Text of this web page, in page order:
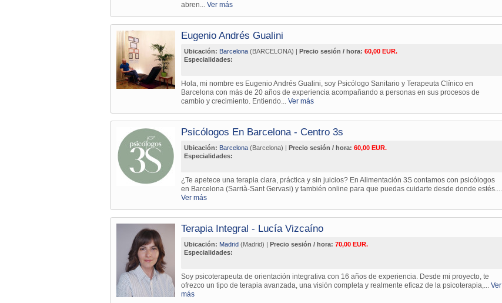
abren... Ver más
Eugenio Andrés Gualini
Ubicación: Barcelona (BARCELONA) | Precio sesión / hora: 60,00 EUR.
Especialidades:
Hola, mi nombre es Eugenio Andrés Gualini, soy Psicólogo Sanitario y Terapeuta Clínico en
Barcelona con más de 20 años de experiencia acompañando a personas en sus procesos de
cambio y crecimiento. Entiendo... Ver más
Psicólogos En Barcelona - Centro 3s
Ubicación: Barcelona (Barcelona) | Precio sesión / hora: 60,00 EUR.
Especialidades:
¿Te apetece una terapia clara, práctica y sin juicios? En Alimentación 3S contamos con psicólogos
en Barcelona (Sarrià-Sant Gervasi) y también online para que puedas cuidarte desde donde estés....
Ver más
Terapia Integral - Lucía Vizcaíno
Ubicación: Madrid (Madrid) | Precio sesión / hora: 70,00 EUR.
Especialidades:
Soy psicoterapeuta de orientación integrativa con 16 años de experiencia. Desde mi proyecto, te
ofrezco un tipo de terapia avanzada, una visión completa y realmente eficaz de la psicoterapia,... Ver
más